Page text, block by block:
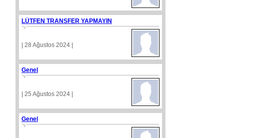
LÜTFEN TRANSFER YAPMAYIN
| 28 Ağustos 2024 |
Genel
| 25 Ağustos 2024 |
Genel